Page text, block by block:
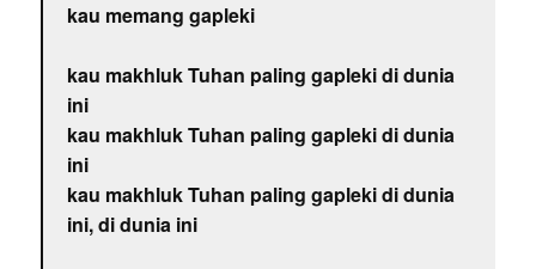
kau memang gapleki
kau makhluk Tuhan paling gapleki di dunia
ini
kau makhluk Tuhan paling gapleki di dunia
ini
kau makhluk Tuhan paling gapleki di dunia
ini, di dunia ini